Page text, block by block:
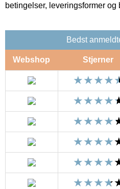
betingelser, leveringsformer
Bedst
Webshop Stjerner